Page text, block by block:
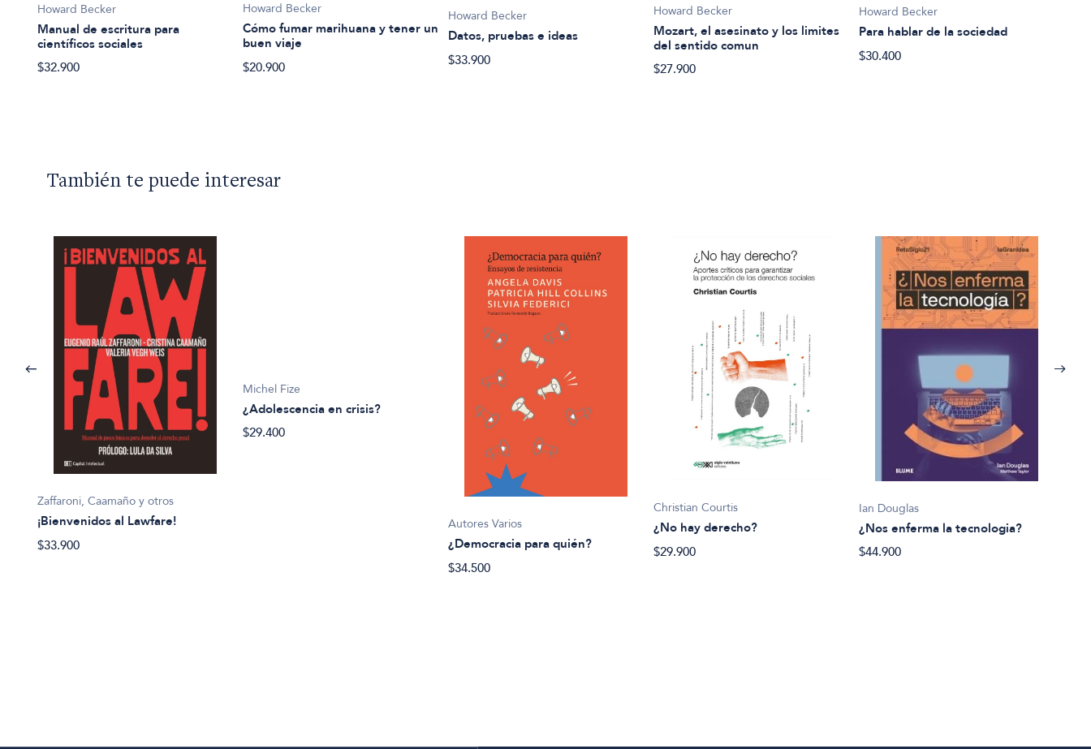
Howard Becker
Manual de escritura para
científicos sociales
$32.900
Howard Becker
Cómo fumar marihuana y tener un
buen viaje
$20.900
Howard Becker
Datos, pruebas e ideas
$33.900
Howard Becker
Mozart, el asesinato y los limites
del sentido comun
$27.900
Howard Becker
Para hablar de la sociedad
$30.400
También te puede interesar
Zaffaroni, Caamaño y otros
¡Bienvenidos al Lawfare!
$33.900
Michel Fize
¿Adolescencia en crisis?
$29.400
Autores Varios
¿Democracia para quién?
$34.500
Christian Courtis
¿No hay derecho?
$29.900
Ian Douglas
¿Nos enferma la tecnologia?
$44.900